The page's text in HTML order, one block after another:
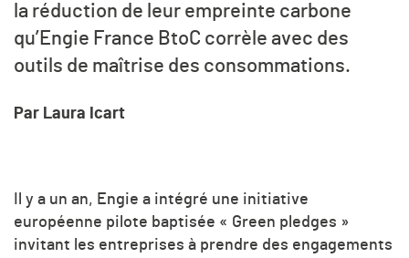
la réduction de leur empreinte carbone
qu’Engie France BtoC corrèle avec des
outils de maîtrise des consommations.
Par Laura Icart
Il y a un an, Engie a intégré une initiative
européenne pilote baptisée « Green pledges »
invitant les entreprises à prendre des engagements